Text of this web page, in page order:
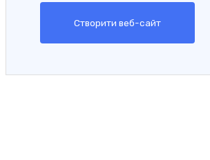
Створити веб-сайт